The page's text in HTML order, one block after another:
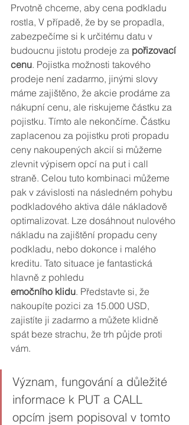
Prvotně chceme, aby cena podkladu
rostla, V případě, že by se propadla,
zabezpečíme si k určitému datu v
budoucnu jistotu prodeje za pořizovací
cenu. Pojistka možnosti takového
prodeje není zadarmo, jinými slovy
máme zajištěno, že akcie prodáme za
nákupní cenu, ale riskujeme částku za
pojistku. Tímto ale nekončíme. Částku
zaplacenou za pojistku proti propadu
ceny nakoupených akcií si můžeme
zlevnit výpisem opcí na put i call
straně. Celou tuto kombinaci můžeme
pak v závislosti na následném pohybu
podkladového aktiva dále nákladově
optimalizovat. Lze dosáhnout nulového
nákladu na zajištění propadu ceny
podkladu, nebo dokonce i malého
kreditu. Tato situace je fantastická
hlavně z pohledu
emočního klidu. Představte si, že
nakoupíte pozici za 15.000 USD,
zajistíte ji zadarmo a můžete klidně
spát beze strachu, že trh půjde proti
vám.
Význam, fungování a důležité
informace k PUT a CALL
opcím jsem popisoval v tomto